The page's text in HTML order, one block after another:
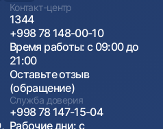
Контакт-центр
1344
+998 78 148-00-10
Время работы: с 09:00 до
21:00
Оставьте отзыв
(обращение)
Служба доверия
+998 78 147-15-04
Рабочие дни: с